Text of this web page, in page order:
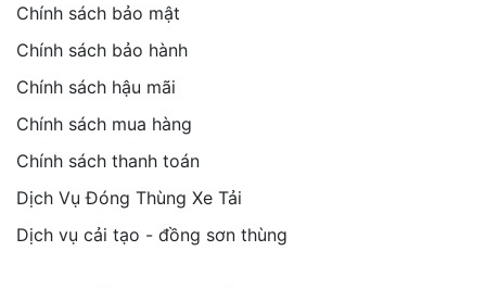
Chính sách bảo mật
Chính sách bảo hành
Chính sách hậu mãi
Chính sách mua hàng
Chính sách thanh toán
Dịch Vụ Đóng Thùng Xe Tải
Dịch vụ cải tạo - đồng sơn thùng